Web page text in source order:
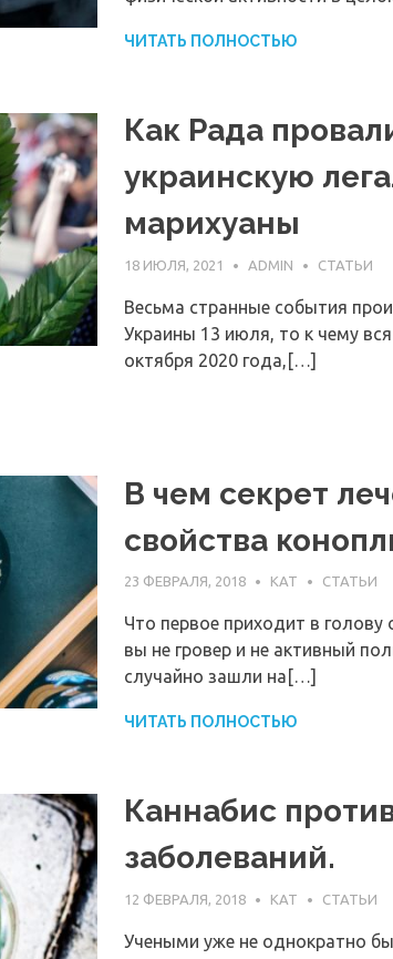
ЧИТАТЬ ПОЛНОСТЬЮ
Как Рада
украинскую
марихуаны
18 ИЮЛЯ, 2021 ADMIN СТАТЬИ
Весьма странные события
Украины 13 июля, то к чему
октября 2020 года,[…]
В чем секрет
свойства
23 ФЕВРАЛЯ, 2018 KAT СТАТЬИ
Что первое приходит в голову
вы не гровер и не активный
случайно зашли на[…]
ЧИТАТЬ ПОЛНОСТЬЮ
Каннабис
заболеваний.
12 ФЕВРАЛЯ, 2018 KAT СТАТЬИ
Учеными уже не однократно